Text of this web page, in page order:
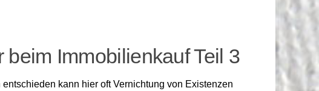
Immobilienkauf Teil 3
kann hier oft Vernichtung von Existenzen